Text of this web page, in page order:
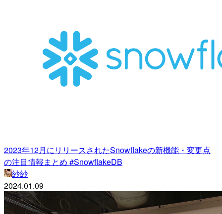
2023年12月にリリースされたSnowflakeの新機能・変更点
の注目情報まとめ #SnowflakeDB
紗紗
2024.01.09